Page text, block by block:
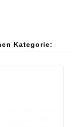
Kategorie: